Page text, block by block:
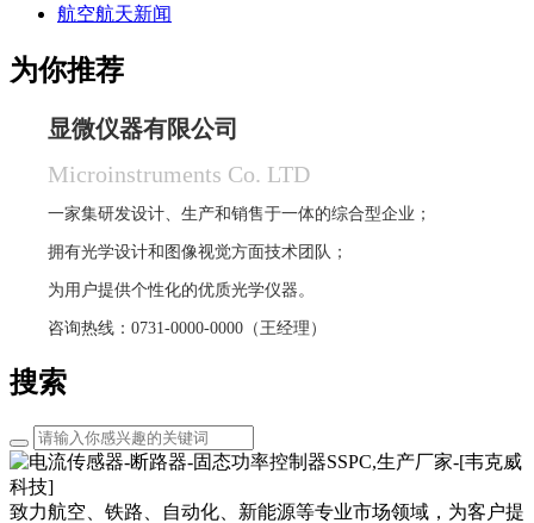
航空航天新闻
为你推荐
显微仪器有限公司
Microinstruments Co. LTD
一家集研发设计、生产和销售于一体的综合型企业；
拥有光学设计和图像视觉方面技术团队；
为用户提供个性化的优质光学仪器。
咨询热线：0731-0000-0000（王经理）
搜索
致力航空、铁路、自动化、新能源等专业市场领域，为客户提